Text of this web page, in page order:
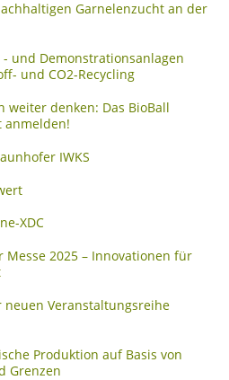
Garnelenzucht an der
- und Demonstrationsanlagen
und CO2-Recycling
weiter denken: Das BioBall
anmelden!
IWKS
XDC
Messe 2025 – Innovationen für
Veranstaltungsreihe
Produktion auf Basis von
Grenzen